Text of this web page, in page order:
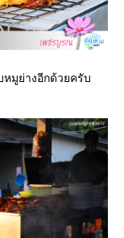
หมูย่างอีกด้วยครับ